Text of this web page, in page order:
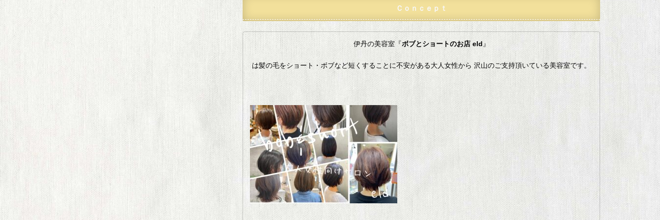
Ｃｏｎｃｅｐｔ
伊丹の美容室『ボブとショートのお店 eld 』
は髪の毛をショート・ボブなど短くすることに不安がある大人女性から 沢山のご支持頂いている美容室です。